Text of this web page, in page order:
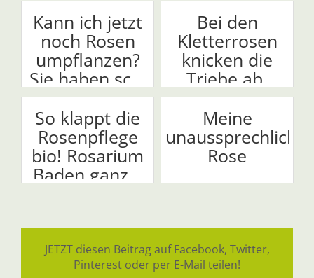
Kann ich jetzt
noch Rosen
umpflanzen?
Sie haben sc...
Bei den
Kletterrosen
knicken die
Triebe ab.
Warum ...
So klappt die
Rosenpflege
bio! Rosarium
Baden ganz...
Meine
unaussprechliche
Rose
JETZT diesen Beitrag auf Facebook, Twitter,
Pinterest oder per E-Mail teilen!